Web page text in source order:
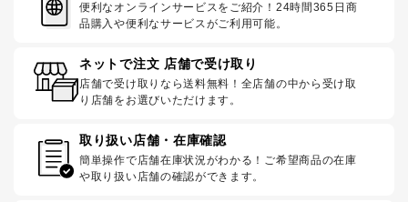
便利なオンラインサービスをご紹介！24時間365日商
品購入や便利なサービスがご利用可能。
ネットで注文 店舗で受け取り
店舗で受け取りなら送料無料！全店舗の中から受け取
り店舗をお選びいただけます。
取り扱い店舗・在庫確認
簡単操作で店舗在庫状況がわかる！ご希望商品の在庫
や取り扱い店舗の確認ができます。